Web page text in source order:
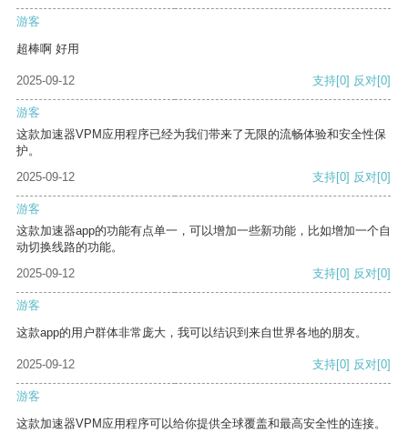
游客
超棒啊 好用
2025-09-12 支持[0] 反对[0]
游客
这款加速器VPM应用程序已经为我们带来了无限的流畅体验和安全性保
护。
2025-09-12
支持[0] 反对[0]
游客
这款加速器app的功能有点单一，可以增加一些新功能，比如增加一个自
动切换线路的功能。
2025-09-12
支持[0] 反对[0]
游客
这款app的用户群体非常庞大，我可以结识到来自世界各地的朋友。
2025-09-12 支持[0] 反对[0]
游客
这款加速器VPM应用程序可以给你提供全球覆盖和最高安全性的连接。